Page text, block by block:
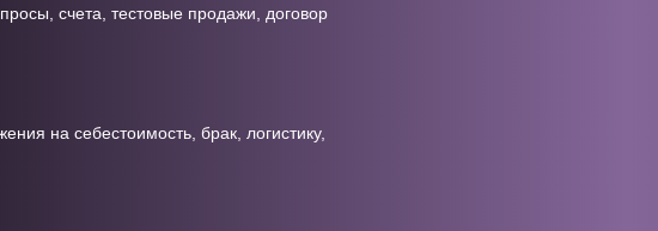
счета, тестовые продажи, договор
на себестоимость, брак, логистику,